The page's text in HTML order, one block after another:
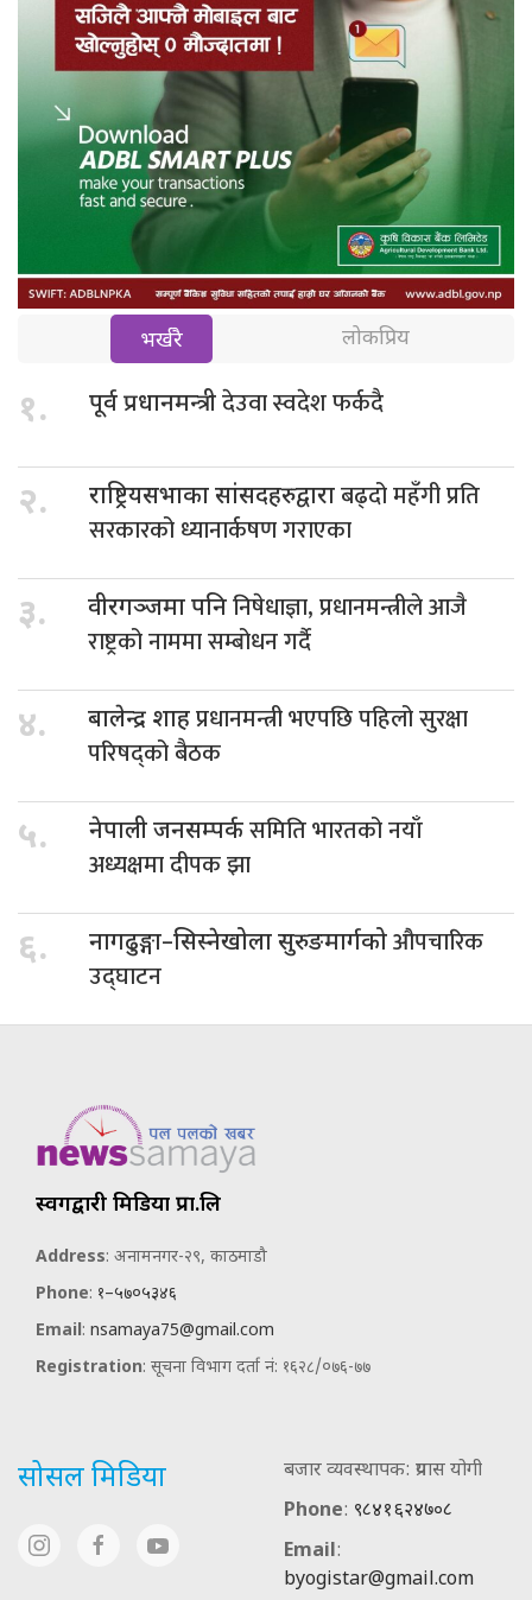
भर्खरै लोकप्रिय
१. पूर्व प्रधानमन्त्रीदेउवा स्वदेश फर्कदै
२. राष्ट्रियसभाका सांसदहरुद्वाराबढ्दो महँगी प्रति
सरकारको ध्यानार्कषण गराएका
३. वीरगञ्जमा पनिनिषेधाज्ञा, प्रधानमन्त्रीले आजै
राष्ट्रको नाममा सम्बोधन गर्दै
४. बालेन्द्र शाहप्रधानमन्त्री भएपछि पहिलो सुरक्षा
परिषद्को बैठक
५. नेपाली जनसम्पर्कसमिति भारतको नयाँ
अध्यक्षमा दीपक झा
६. नागढुङ्गा–सिस्नेखोला सुरुङमार्गकोऔपचारिक
उद्घाटन
स्वर्गद्वारी मिडिया प्रा.लि
Address: अनामनगर-२९, काठमाडौ
Phone: १–५७०५३४६
Email: nsamaya75@gmail.com
Registration: सूचना विभाग दर्ता नं: १६२८/०७६-७७
सोसल मिडिया
बजार व्यवस्थापक: प्रयास योगी
Phone: ९८४१६२४७०८
Email:
byogistar@gmail.com